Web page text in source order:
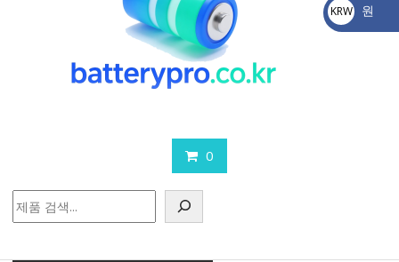
0
색
KRW
₩
원